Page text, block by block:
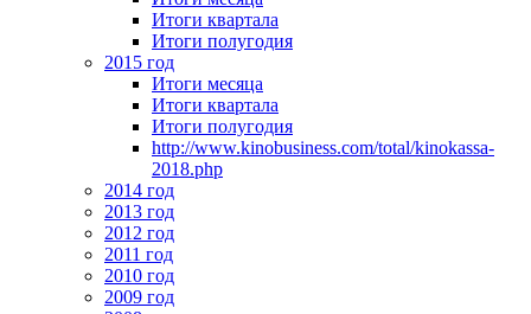
Итоги квартала
Итоги полугодия
2015 год
Итоги месяца
Итоги квартала
Итоги полугодия
http://www.kinobusiness.com/total/kinokassa-
2018.php
2014 год
2013 год
2012 год
2011 год
2010 год
2009 год